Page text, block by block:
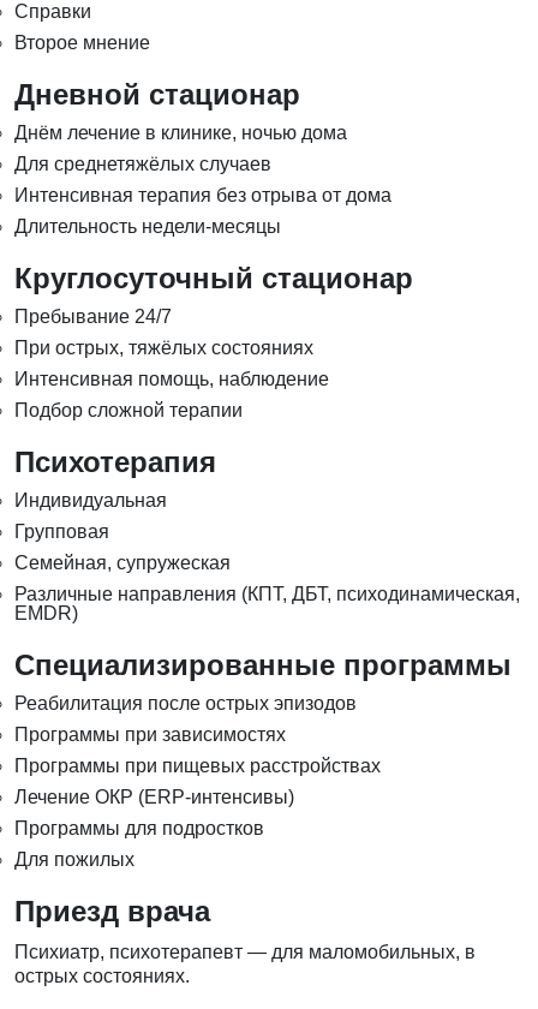
Справки
Второе мнение
Дневной стационар
Днём лечение в клинике, ночью дома
Для среднетяжёлых случаев
Интенсивная терапия без отрыва от дома
Длительность недели-месяцы
Круглосуточный стационар
Пребывание 24/7
При острых, тяжёлых состояниях
Интенсивная помощь, наблюдение
Подбор сложной терапии
Психотерапия
Индивидуальная
Групповая
Семейная, супружеская
Различные направления (КПТ, ДБТ, психодинамическая,
EMDR)
Специализированные программы
Реабилитация после острых эпизодов
Программы при зависимостях
Программы при пищевых расстройствах
Лечение ОКР (ERP-интенсивы)
Программы для подростков
Для пожилых
Приезд врача
Психиатр, психотерапевт — для маломобильных, в
острых состояниях.